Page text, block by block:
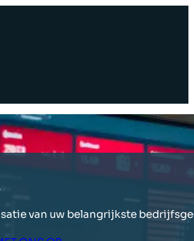
van uw belangrijkste